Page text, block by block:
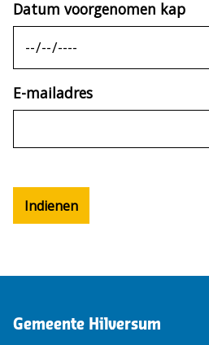
Datum voorgenomen kap
E-mailadres
Indienen
Gemeente Hilversum